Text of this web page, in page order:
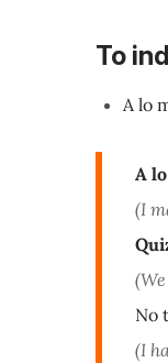
To
A lo
A
(I
No
(I